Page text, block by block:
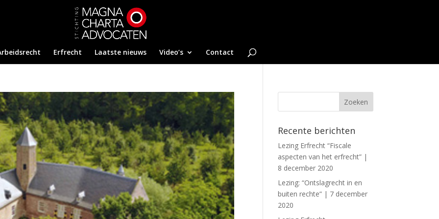
Erfrecht Laatste nieuws Video’s Contact
Recente berichten
Lezing Erfrecht “Fiscale
aspecten van het erfrecht” |
8 december 2020
Lezing: “Ontslagrecht in en
buiten rechte” | 7 december
2020